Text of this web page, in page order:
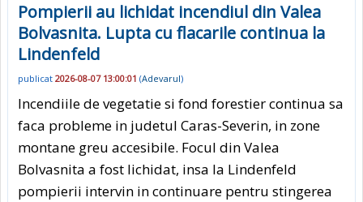
Pompierii au lichidat incendiul din Valea
Bolvasnita. Lupta cu flacarile continua la
Lindenfeld
publicat 2026-08-07 13:00:01 (Adevarul)
Incendiile de vegetatie si fond forestier continua sa
faca probleme in judetul Caras-Severin, in zone
montane greu accesibile. Focul din Valea
Bolvasnita a fost lichidat, insa la Lindenfeld
pompierii intervin in continuare pentru stingerea